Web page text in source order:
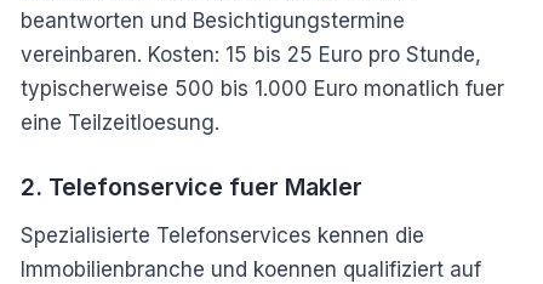
beantworten und Besichtigungstermine
vereinbaren. Kosten: 15 bis 25 Euro pro Stunde,
typischerweise 500 bis 1.000 Euro monatlich fuer
eine Teilzeitloesung.
2. Telefonservice fuer Makler
Spezialisierte Telefonservices kennen die
Immobilienbranche und koennen qualifiziert auf